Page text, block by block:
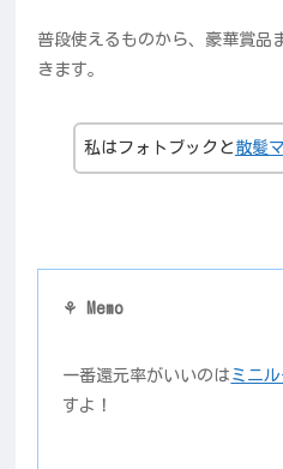
普段使えるものから、豪華賞品
きます。
私はフォトブックと 散髪
⚘ Memo
一番還元率がいいのは ミニ
すよ！